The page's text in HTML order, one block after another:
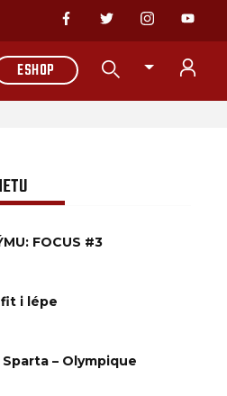
ESHOP
FOCUS #3
i lépe
Sparta – Olympique